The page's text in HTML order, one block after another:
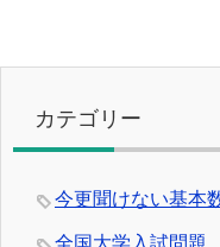
カテゴリー
今更聞けない基本